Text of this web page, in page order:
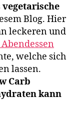
vegetarische
Blog. Hier
leckeren und
welche sich
lassen.
Carb
kann